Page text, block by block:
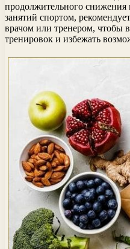
продолжительного снижения
занятий спортом,
врачом или тренером, чтобы
тренировок и избежать